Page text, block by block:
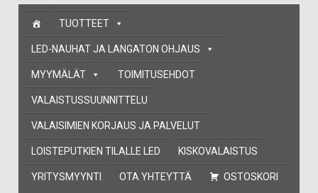
Skip
content
TUOTTEET
LED-NAUHAT JA LANGATON OHJAUS
MYYMÄLÄT TOIMITUSEHDOT
VALAISTUSSUUNNITTELU
VALAISIMIEN KORJAUS JA PALVELUT
LOISTEPUTKIEN TILALLE LED KISKOVALAISTUS
YRITYSMYYNTI OTA YHTEYTTÄ OSTOSKORI